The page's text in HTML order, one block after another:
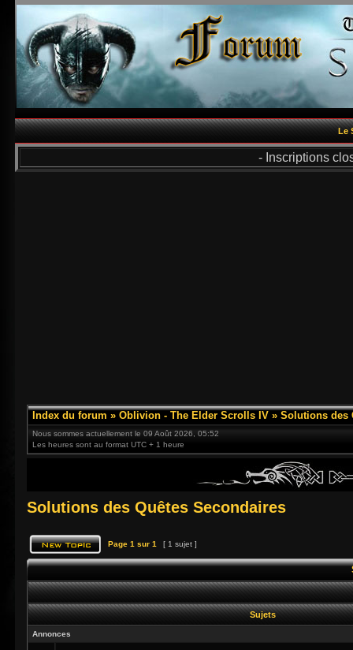
Le
- Inscriptions
Index du forum » Oblivion - The Elder Scrolls IV » Solutions des
Nous sommes actuellement le 09 Août 2026, 05:52
Les heures sont au format UTC + 1 heure
Solutions des Quêtes Secondaires
Page 1 sur 1 [ 1 sujet ]
Sujets
Annonces